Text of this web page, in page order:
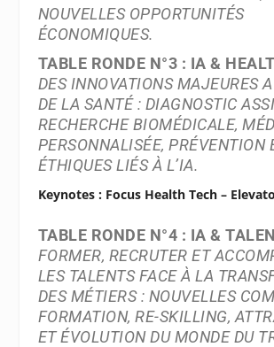
NOUVELLES OPPORTUNITÉS
ÉCONOMIQUES.
TABLE RONDE N°3 : IA &
DES INNOVATIONS MAJEURES
DE LA SANTÉ : DIAGNOSTIC
RECHERCHE BIOMÉDICALE,
PERSONNALISÉE, PRÉVENTION
ÉTHIQUES LIÉS À L’IA.
Keynotes : Focus Health Tech –
TABLE RONDE N°4 : IA &
FORMER, RECRUTER ET
LES TALENTS FACE À LA
DES MÉTIERS : NOUVELLES
FORMATION, RE-SKILLING,
ET ÉVOLUTION DU MONDE DU